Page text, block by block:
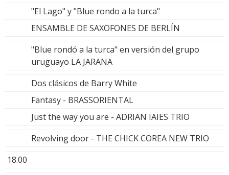
"El Lago" y "Blue rondo a la turca"
ENSAMBLE DE SAXOFONES DE BERLÍN
"Blue rondó a la turca" en versión del grupo
uruguayo LA JARANA
Dos clásicos de Barry White
Fantasy - BRASSORIENTAL
Just the way you are - ADRIAN IAIES TRIO
Revolving door - THE CHICK COREA NEW TRIO
18.00